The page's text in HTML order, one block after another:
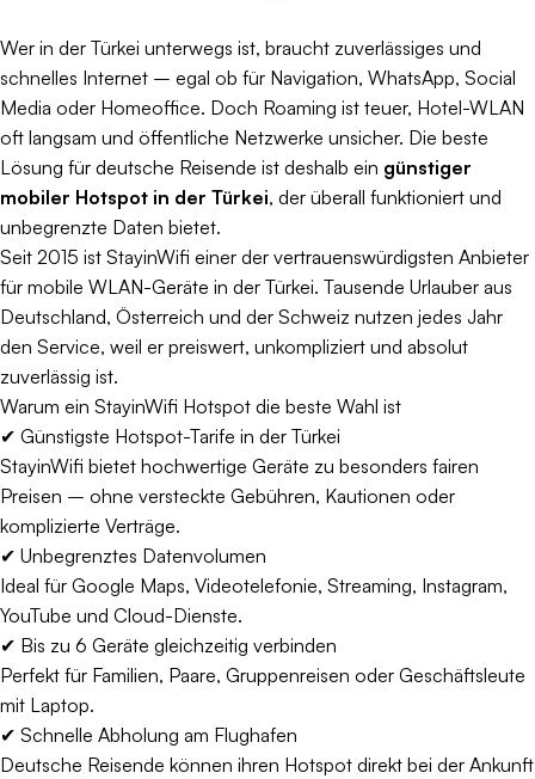
Wer in der Türkei unterwegs ist, braucht zuverlässiges und
schnelles Internet – egal ob für Navigation, WhatsApp, Social
Media oder Homeoffice. Doch Roaming ist teuer, Hotel-WLAN
oft langsam und öffentliche Netzwerke unsicher. Die beste
Lösung für deutsche Reisende ist deshalb ein günstiger
mobiler Hotspot in der Türkei, der überall funktioniert und
unbegrenzte Daten bietet.
Seit 2015 ist StayinWifi einer der vertrauenswürdigsten Anbieter
für mobile WLAN-Geräte in der Türkei. Tausende Urlauber aus
Deutschland, Österreich und der Schweiz nutzen jedes Jahr
den Service, weil er preiswert, unkompliziert und absolut
zuverlässig ist.
Warum ein StayinWifi Hotspot die beste Wahl ist
✔ Günstigste Hotspot-Tarife in der Türkei
StayinWifi bietet hochwertige Geräte zu besonders fairen
Preisen – ohne versteckte Gebühren, Kautionen oder
komplizierte Verträge.
✔ Unbegrenztes Datenvolumen
Ideal für Google Maps, Videotelefonie, Streaming, Instagram,
YouTube und Cloud-Dienste.
✔ Bis zu 6 Geräte gleichzeitig verbinden
Perfekt für Familien, Paare, Gruppenreisen oder Geschäftsleute
mit Laptop.
✔ Schnelle Abholung am Flughafen
Deutsche Reisende können ihren Hotspot direkt bei der Ankunft